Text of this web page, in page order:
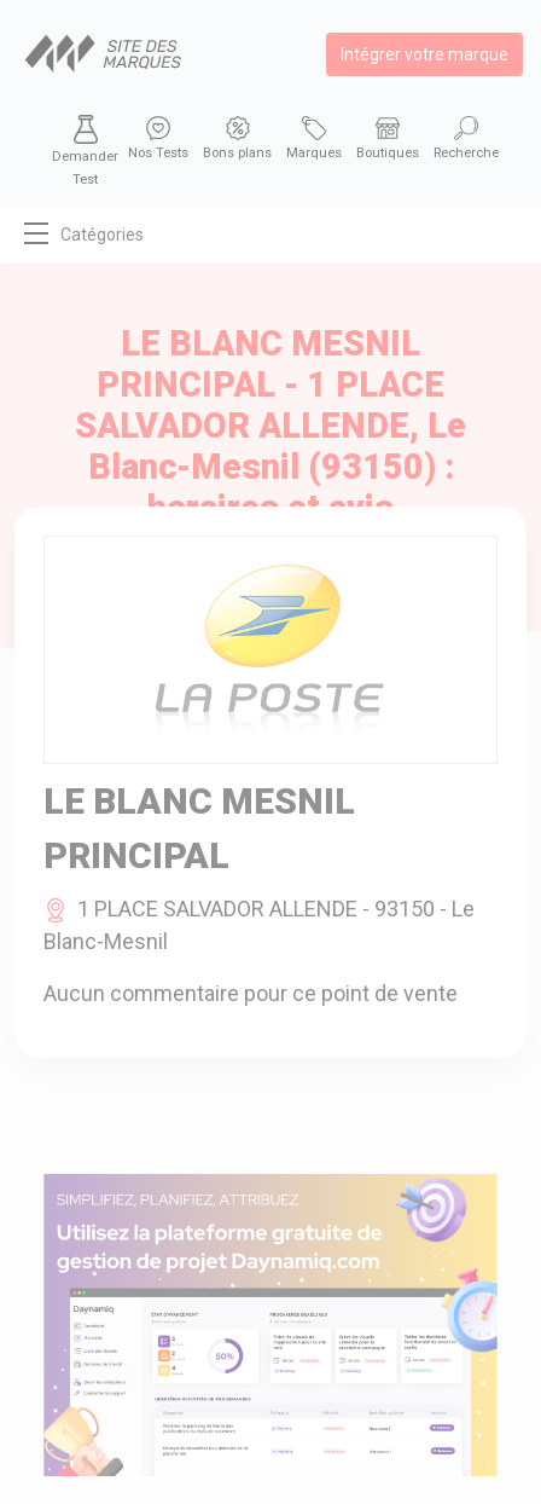
Intégrer votre marque
Demander
Test
Nos Tests Bons plans Marques Boutiques Recherche
Catégories
BIO & ENVIRONNEMENT
LE BLANC MESNIL
PRINCIPAL - 1 PLACE
SALVADOR ALLENDE, Le
Blanc-Mesnil (93150) :
horaires et avis
LE BLANC MESNIL
PRINCIPAL
1 PLACE SALVADOR ALLENDE - 93150 - Le
Blanc-Mesnil
Aucun commentaire pour ce point de vente